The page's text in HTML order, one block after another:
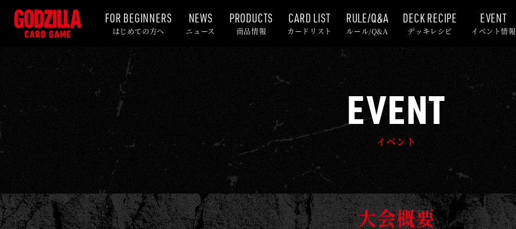
イ
ゴ
ド
FOR BEGINNERS
はじめての方へ
NEWS
ニュース
PRODUCTS
商品情報
CARD LIST
カードリスト
RULE/Q&A
ルール/Q&A
DECK RECIPE
デッキレシピ
EVENT
イベント情報
EVENT
イベント
大会概要